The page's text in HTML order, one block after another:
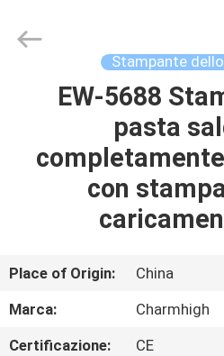
CASA
PRODOTTI
SU
DI
CHARMHIGH
Stampante
EW-5688
pasta
con
Place of Origin:
China
Marca:
Charmhigh
Certificazione:
CE